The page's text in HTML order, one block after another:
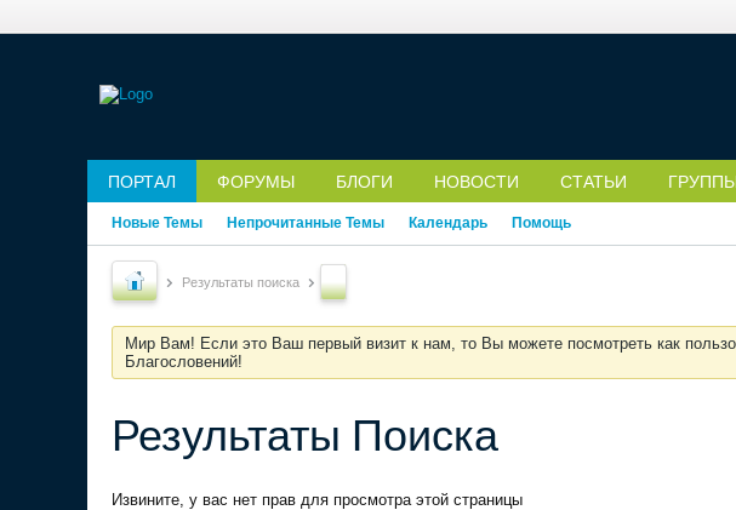
ПОРТАЛ ФОРУМЫ БЛОГИ НОВОСТИ СТАТЬИ
Новые Темы Непрочитанные Темы Календарь Помощь
Результаты поиска
Мир Вам! Если это Ваш первый визит к нам, то Вы можете посмотреть как
Благословений!
Результаты Поиска
Извините, у вас нет прав для просмотра этой страницы